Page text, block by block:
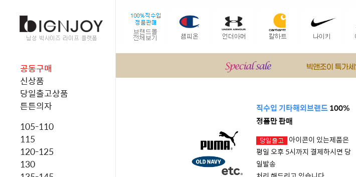
공동구매
신상품
당일출고상품
튼튼의자
105-110
115
120-125
130
직수입 기타해외브랜드100%
정품만 판매
아이콘이 있는제품은
평일 오후 5시까지 결제하시면 당
일발송